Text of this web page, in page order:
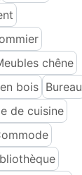
chêne
bois Bureau
de cuisine